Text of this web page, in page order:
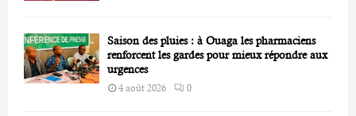
Saison des pluies : à Ouaga les pharmaciens
renforcent les gardes pour mieux répondre aux
urgences
4 août 2026 0